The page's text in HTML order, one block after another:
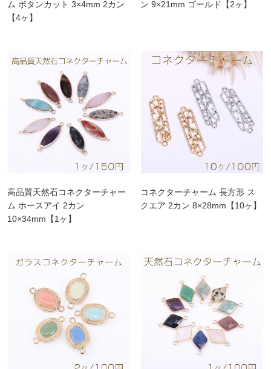
ム ボタンカット 3×4mm 2カン
【4ヶ】
ン 9×21mm ゴールド【2ヶ】
高品質天然石コネクターチャー
ム ホースアイ 2カン
10×34mm【1ヶ】
コネクターチャーム 長方形 ス
クエア 2カン 8×28mm【10ヶ】